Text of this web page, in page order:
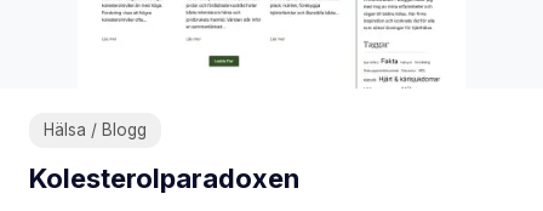
Hälsa / Blogg
Kolesterolparadoxen